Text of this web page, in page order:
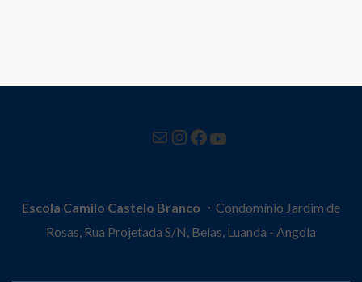
MailInstagram
Facebook
YouTube
Escola Camilo Castelo Branco ・Condomínio Jardim de
Rosas, Rua Projetada S/N, Belas, Luanda - Angola